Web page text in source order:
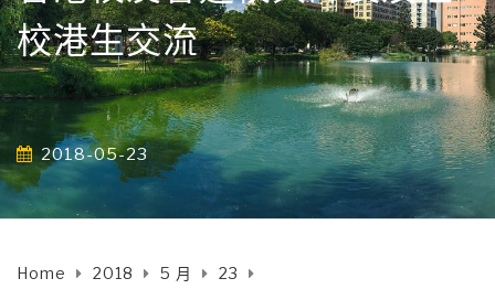
校港生交流
2018-05-23
Home 2018 5 月
23